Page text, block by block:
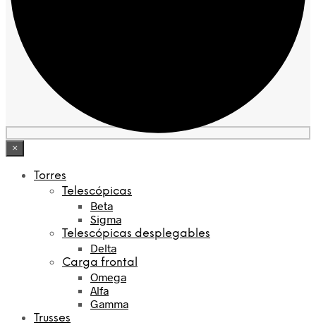
×
Torres
Telescópicas
Beta
Sigma
Telescópicas desplegables
Delta
Carga frontal
Omega
Alfa
Gamma
Trusses